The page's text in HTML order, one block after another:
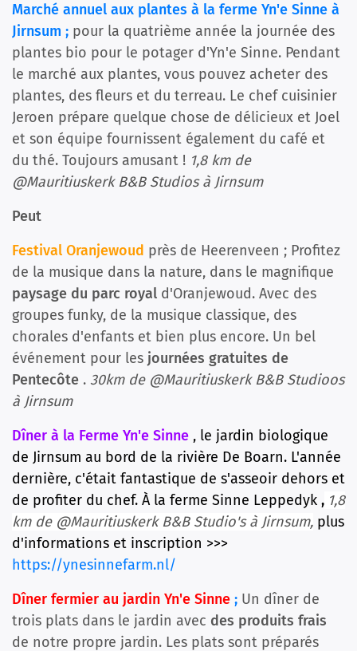
Marché annuel aux plantes à la ferme Yn'e Sinne à
Jirnsum ; pour la quatrième année la journée des
plantes bio pour le potager d'Yn'e Sinne. Pendant
le marché aux plantes, vous pouvez acheter des
plantes, des fleurs et du terreau. Le chef cuisinier
Jeroen prépare quelque chose de délicieux et Joel
et son équipe fournissent également du café et
du thé. Toujours amusant ! 1,8 km de
@Mauritiuskerk B&B Studios à Jirnsum
Peut
Festival Oranjewoud près de Heerenveen ; Profitez
de la musique dans la nature, dans le magnifique
paysage du parc royal d'Oranjewoud. Avec des
groupes funky, de la musique classique, des
chorales d'enfants et bien plus encore. Un bel
événement pour les journées gratuites de
Pentecôte . 30km de @Mauritiuskerk B&B Studioos
à Jirnsum
Dîner à la Ferme Yn'e Sinne , le jardin biologique
de Jirnsum au bord de la rivière De Boarn. L'année
dernière, c'était fantastique de s'asseoir dehors et
de profiter du chef. À la ferme Sinne Leppedyk , 1,8
km de @Mauritiuskerk B&B Studio's à Jirnsum, plus
d'informations et inscription >>>
https://ynesinnefarm.nl/
Dîner fermier au jardin Yn'e Sinne ; Un dîner de
trois plats dans le jardin avec des produits frais
de notre propre jardin. Les plats sont préparés